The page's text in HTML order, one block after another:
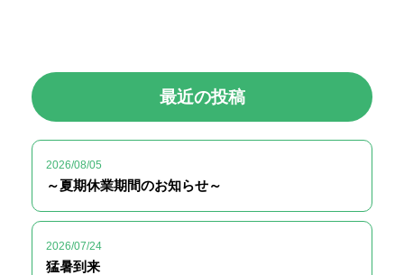
最近の投稿
2026/08/05
～夏期休業期間のお知らせ～
2026/07/24
猛暑到来